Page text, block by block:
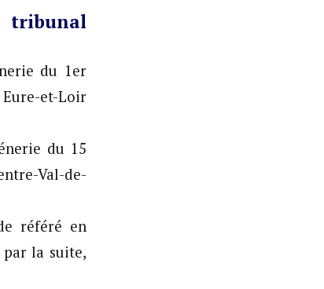
tribunal
du 1er
et-Loir
du 15
Val-de-
référé en
la suite,